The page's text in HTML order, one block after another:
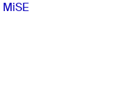
MiSE